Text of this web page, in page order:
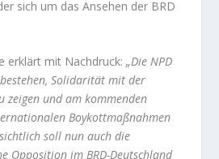
sich um das Ansehen der BRD
erklärt mit Nachdruck:„Die NPD
Solidarität mit der
zeigen und am kommenden
Boykottmaßnahmen
soll nun auch die
Opposition im BRD-Deutschland